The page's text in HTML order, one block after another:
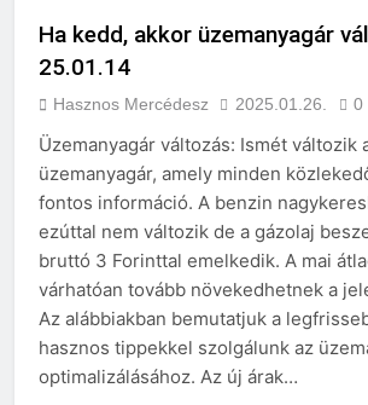
Ha kedd, akkor üzemanyagár
25.01.14
Hasznos Mercédesz 2025.01.26. 0
Üzemanyagár változás: Ismét változik
üzemanyagár, amely minden
fontos információ. A benzin
ezúttal nem változik de a gázolaj
bruttó 3 Forinttal emelkedik. A mai
várhatóan tovább növekedhetnek a
Az alábbiakban bemutatjuk a
hasznos tippekkel szolgálunk az
optimalizálásához. Az új árak…